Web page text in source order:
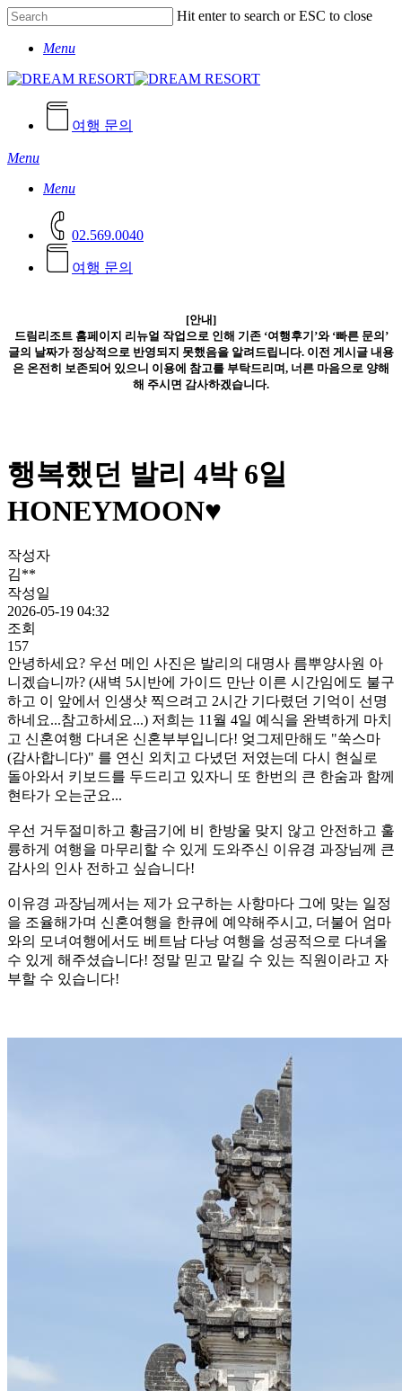
Skip
to
main
Hit enter to search or ESC to close
SearchMenu
여행 문의
Menu
Menu
02.569.0040
여 행 문의
[안내]
드림리조트 홈페이지 리뉴얼 작업으로 인해 기존 ‘여행후기’와 ‘빠른 문의’
글의 날짜가 정상적으로 반영되지 못했음을 알려드립니다. 이전 게시글 내용
은 온전히 보존되어 있으니 이용에 참고를 부탁드리며, 너른 마음으로 양해
해 주시면 감사하겠습니다.
행복했던 발리 4박 6일
HONEYMOON♥
작성자
김**
작성일
2026-05-19 04:32
조회
157
안녕하세요? 우선 메인 사진은 발리의 대명사 름뿌양사원 아
니겠습니까? (새벽 5시반에 가이드 만난 이른 시간임에도 불구
하고 이 앞에서 인생샷 찍으려고 2시간 기다렸던 기억이 선명
하네요...참고하세요...) 저희는 11월 4일 예식을 완벽하게 마치
고 신혼여행 다녀온 신혼부부입니다! 엊그제만해도 "쑥스마
(감사합니다)" 를 연신 외치고 다녔던 저였는데 다시 현실로
돌아와서 키보드를 두드리고 있자니 또 한번의 큰 한숨과 함께
현타가 오는군요...
우선 거두절미하고 황금기에 비 한방울 맞지 않고 안전하고 훌
륭하게 여행을 마무리할 수 있게 도와주신 이유경 과장님께 큰
감사의 인사 전하고 싶습니다!
이유경 과장님께서는 제가 요구하는 사항마다 그에 맞는 일정
을 조율해가며 신혼여행을 한큐에 예약해주시고, 더불어 엄마
와의 모녀여행에서도 베트남 다낭 여행을 성공적으로 다녀올
수 있게 해주셨습니다! 정말 믿고 맡길 수 있는 직원이라고 자
부할 수 있습니다!